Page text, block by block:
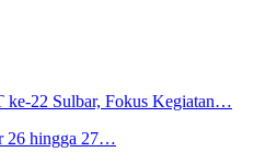
ke-22 Sulbar, Fokus Kegiatan…
26 hingga 27…